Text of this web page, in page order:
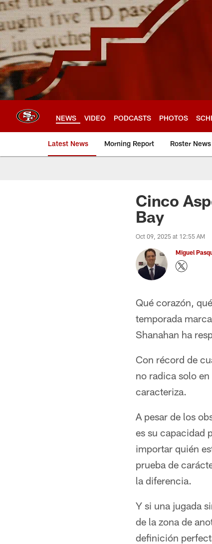
Skip
to
main
content
NEWS VIDEO PODCASTS PHOTOS
Latest News Morning Report Roster News
Cinco
Bay
Oct 09, 2025 at 12:55 AM
Miguel
Qué corazón,
temporada
Shanahan ha
Con récord de
no radica solo
caracteriza.
A pesar de los
es su capacidad
importar quién
prueba de
la diferencia.
Y si una jugada
de la zona de
definición